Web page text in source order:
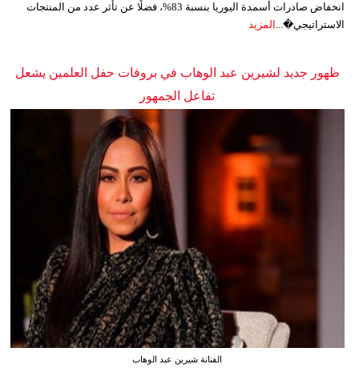
انخفاض صادرات أسمدة اليوريا بنسبة 83%، فضلًا عن تأثر عدد من المنتجات
الاستراتيجي�... المزيد
ظهور جديد لشيرين عبد الوهاب في بروفات حفل العلمين يشعل
تفاعل الجمهور
الفنانة شيرين عبد الوهاب